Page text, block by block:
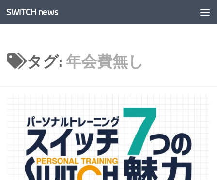
コンテンツへスキップ
SWITCH news
タグ: 年会費無し